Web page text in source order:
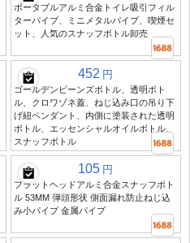
ポータブルアルミ合金トイレ吸引フィル
ターパイプ、ミニメタルパイプ、喫煙セ
ット、人気のスナッフボトル卸売
452 円
ゴールデンビーンズボトル、透明ボト
ル、クロワゾネ蓋、ねじ込み口の吊り下
げ紐ペンダント、内側に塗装された透明
ボトル、エッセンシャルオイルボトル、
スナッフボトル
105 円
フラットヘッドアルミ合金スナッフボト
ル 53MM 弾頭形状 側面漏れ防止ねじ込
み小パイプ 金属パイプ